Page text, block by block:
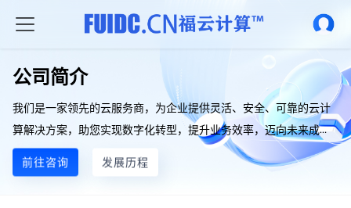
公司简介
我们是一家领先的云服务商，为企业提供灵活、安全、可靠的云计
算解决方案，助您实现数字化转型，提升业务效率，迈向未来成
功。
前往咨询 发展历程